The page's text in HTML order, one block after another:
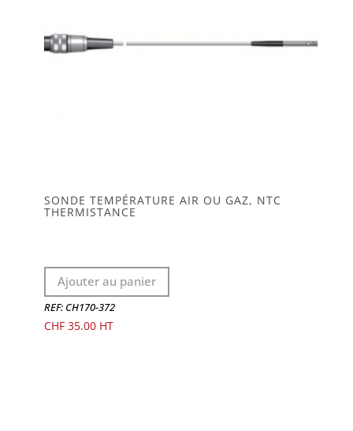
SONDE TEMPÉRATURE AIR OU GAZ, NTC
THERMISTANCE
Ajouter au panier
REF: CH170-372
CHF35.00